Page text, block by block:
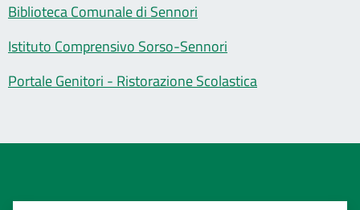
Biblioteca Comunale di Sennori
Istituto Comprensivo Sorso-Sennori
Portale Genitori - Ristorazione Scolastica